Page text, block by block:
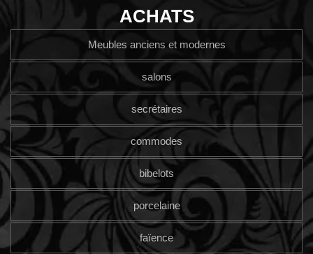
ACHATS
Meubles anciens et modernes
salons
secrétaires
commodes
bibelots
porcelaine
faïence